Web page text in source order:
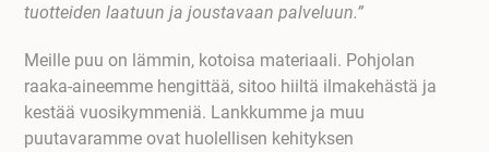
tuotteiden laatuun ja joustavaan palveluun.”
Meille puu on lämmin, kotoisa materiaali. Pohjolan
raaka-aineemme hengittää, sitoo hiiltä ilmakehästä ja
kestää vuosikymmeniä. Lankkumme ja muu
puutavaramme ovat huolellisen kehityksen